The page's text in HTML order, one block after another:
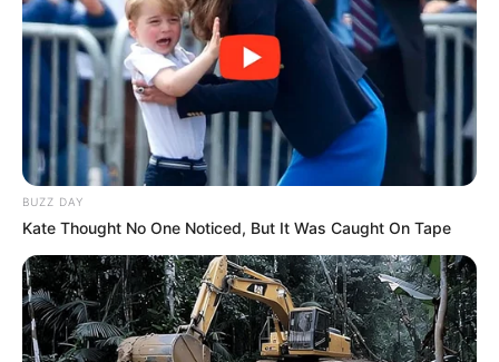
BUZZ DAY
Kate Thought No One Noticed, But It Was Caught On Tape